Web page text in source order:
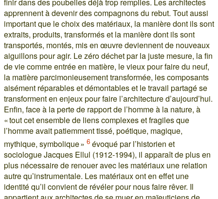
apprennent à devenir des compagnons du rebut. Tout aussi
important que le choix des matériaux, la manière dont ils sont
extraits, produits, transformés et la manière dont ils sont
transportés, montés, mis en œuvre deviennent de nouveaux
aiguillons pour agir. Le zéro déchet par la juste mesure, la fin
de vie comme entrée en matière, le vieux pour faire du neuf,
la matière parcimonieusement transformée, les composants
aisément réparables et démontables et le travail partagé se
transforment en enjeux pour faire l’architecture d’aujourd’hui.
Enfin, face à la perte de rapport de l’homme à la nature, à
« tout cet ensemble de liens complexes et fragiles que
l’homme avait patiemment tissé, poétique, magique,
mythique, symbolique » 6 évoqué par l’historien et
sociologue Jacques Ellul (1912-1994), il apparaît de plus en
plus nécessaire de renouer avec les matériaux une relation
autre qu’instrumentale. Les matériaux ont en effet une
identité qu’il convient de révéler pour nous faire rêver. Il